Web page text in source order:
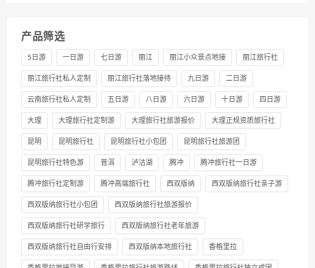
产品筛选
5日游 一日游 七日游 丽江 丽江小众景点地接 丽江旅行社
丽江旅行社私人定制 丽江旅行社落地接待 九日游 二日游
云南旅行社私人定制 五日游 八日游 六日游 十日游 四日游
大理 大理旅行社定制游 大理旅行社旅游报价 大理正规资质旅行社
昆明 昆明旅行社 昆明旅行社小包团 昆明旅行社旅游团
昆明旅行社特色游 普洱 泸沽湖 腾冲 腾冲旅行社一日游
腾冲旅行社定制游 腾冲高端旅行社 西双版纳 西双版纳旅行社亲子游
西双版纳旅行社小包团 西双版纳旅行社旅游报价
西双版纳旅行社研学旅行 西双版纳旅行社老年旅游
西双版纳旅行社自由行安排 西双版纳本地旅行社 香格里拉